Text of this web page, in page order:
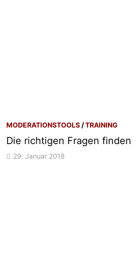
MODERATIONSTOOLS /TRAINING
Die richtigen Fragen finden
29. Januar 2018